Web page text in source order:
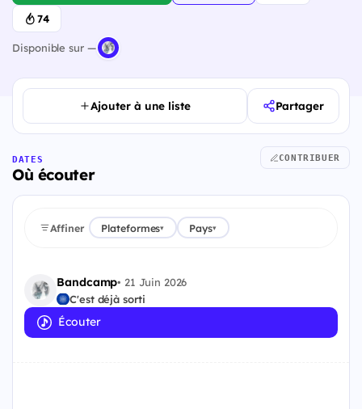
74
Disponible sur —
Ajouter à une liste Partager
DATES
Où écouter
CONTRIBUER
Affiner Plateformes▾ Pays▾
Bandcamp• 21 Juin 2026
C'est déjà sorti
Écouter